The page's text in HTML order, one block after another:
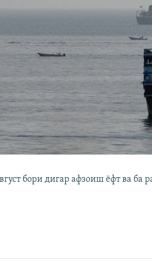
бори дигар афзоиш ёфт ва ба